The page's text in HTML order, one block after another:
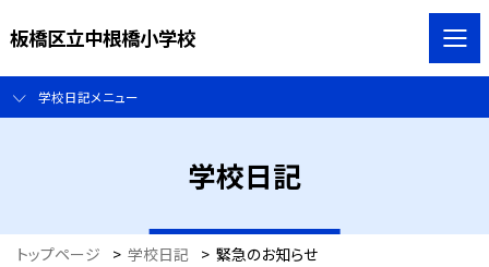
板橋区立中根橋小学校
学校日記メニュー
学校日記
トップページ > 学校日記 > 緊急のお知らせ